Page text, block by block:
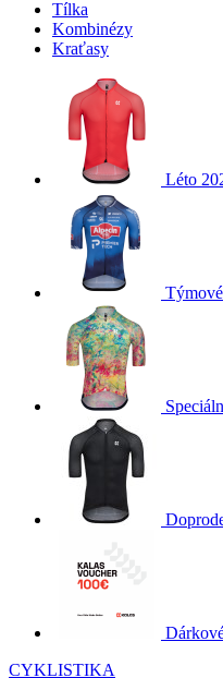
Tílka
Kombinézy
Kraťasy
Léto
CYKLISTIKA